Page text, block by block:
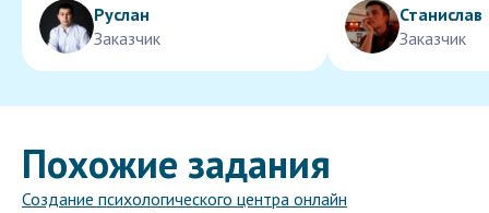
Руслан
Заказчик
Станислав
Заказчик
Похожие задания
Создание психологического центра онлайн